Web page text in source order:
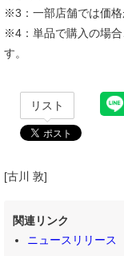
※3：一部店舗では価格
※4：単品で購入の場合
す。
リスト
[古川 敦]
関連リンク
ニュースリリース